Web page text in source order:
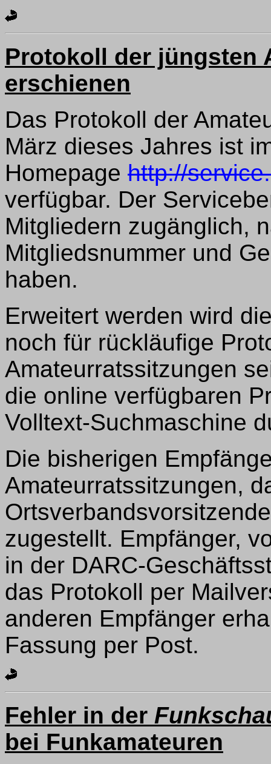
Protokoll der jüngsten
erschienen
Das Protokoll der
März dieses Jahres ist
Homepage http://
verfügbar. Der
Mitgliedern zugänglich,
Mitgliedsnummer und
haben.
Erweitert werden wird
noch für rückläufige
Amateurratssitzungen
die online verfügbaren
Volltext-Suchmaschine
Die bisherigen
Amateurratssitzungen,
zugestellt. Empfänger,
in der DARC-
das Protokoll per
anderen Empfänger
Fassung per Post.
Fehler in der
bei Funkamateuren